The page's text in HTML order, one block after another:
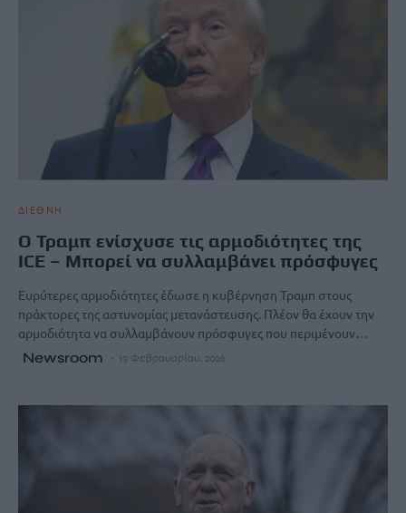
ΔΙΕΘΝΗ
Ο Τραμπ ενίσχυσε τις αρμοδιότητες της
ICE – Μπορεί να συλλαμβάνει πρόσφυγες
Ευρύτερες αρμοδιότητες έδωσε η κυβέρνηση Τραμπ στους
πράκτορες της αστυνομίας μετανάστευσης. Πλέον θα έχουν την
αρμοδιότητα να συλλαμβάνουν πρόσφυγες που περιμένουν…
Newsroom 19 Φεβρουαρίου, 2026